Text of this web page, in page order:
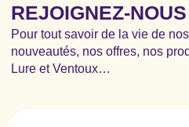
REJOIGNEZ-
Pour tout savoir de la vie de
nouveautés, nos offres, nos
Lure et Ventoux…